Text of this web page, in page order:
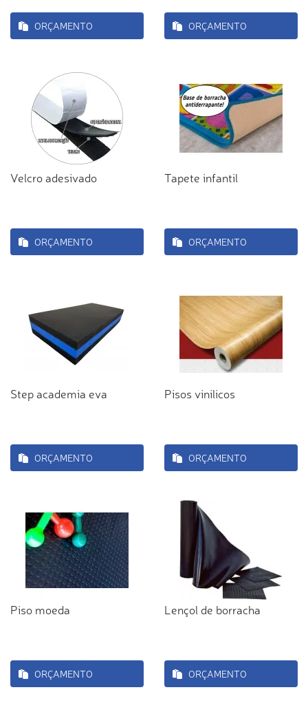
ORÇAMENTO ORÇAMENTO
Velcro adesivado
ORÇAMENTO
Tapete infantil
ORÇAMENTO
Step academia eva
ORÇAMENTO
Pisos vinilicos
ORÇAMENTO
Piso moeda
ORÇAMENTO
Lençol de borracha
ORÇAMENTO